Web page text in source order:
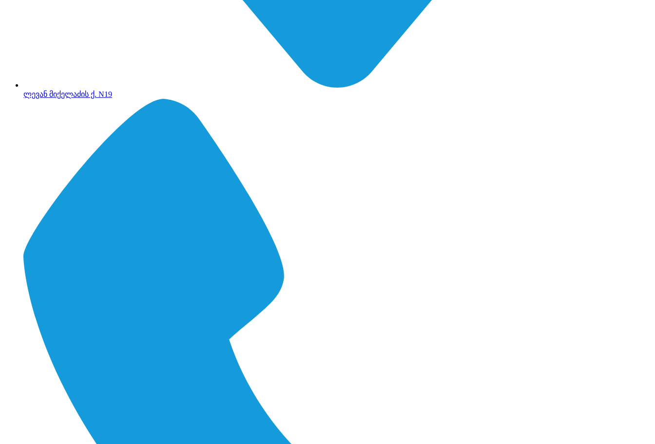
ლევან მიქელაძის ქ. N19